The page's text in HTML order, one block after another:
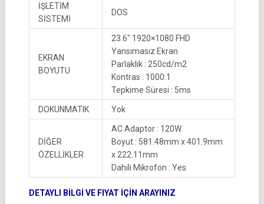
İŞLETİM
SİSTEMİ
DOS
EKRAN
BOYUTU
23.6″ 1920×1080 FHD
Yansımasız Ekran
Parlaklık : 250cd/m2
Kontras : 1000:1
Tepkime Süresi : 5ms
DOKUNMATIK Yok
DİĞER
ÖZELLİKLER
AC Adaptor : 120W
Boyut : 581.48mm x 401.9mm
x 222.11mm
Dahili Mikrofon : Yes
DETAYLI BİLGİ VE FIYAT İÇİN ARAYINIZ